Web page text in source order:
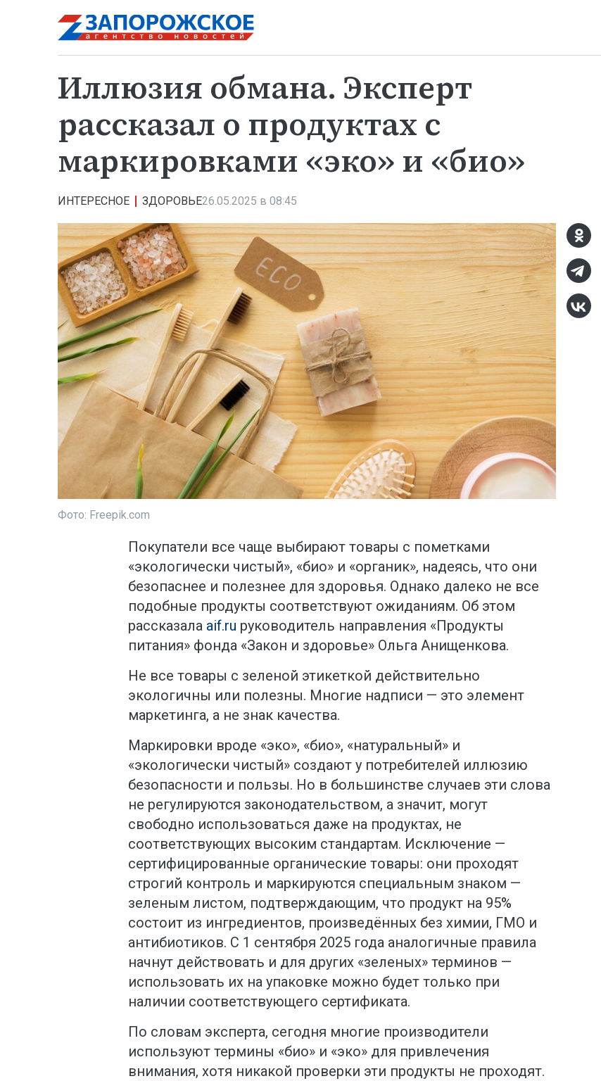
Иллюзия обмана. Эксперт
рассказал о продуктах с
маркировками «эко» и «био»
ИНТЕРЕСНОЕ ЗДОРОВЬЕ26.05.2025 в 08:45
Фото: Freepik.com
Покупатели все чаще выбирают товары с пометками
«экологически чистый», «био» и «органик», надеясь, что они
безопаснее и полезнее для здоровья. Однако далеко не все
подобные продукты соответствуют ожиданиям. Об этом
рассказала aif.ru руководитель направления «Продукты
питания» фонда «Закон и здоровье» Ольга Анищенкова.
Не все товары с зеленой этикеткой действительно
экологичны или полезны. Многие надписи — это элемент
маркетинга, а не знак качества.
Маркировки вроде «эко», «био», «натуральный» и
«экологически чистый» создают у потребителей иллюзию
безопасности и пользы. Но в большинстве случаев эти слова
не регулируются законодательством, а значит, могут
свободно использоваться даже на продуктах, не
соответствующих высоким стандартам. Исключение —
сертифицированные органические товары: они проходят
строгий контроль и маркируются специальным знаком —
зеленым листом, подтверждающим, что продукт на 95%
состоит из ингредиентов, произведённых без химии, ГМО и
антибиотиков. С 1 сентября 2025 года аналогичные правила
начнут действовать и для других «зеленых» терминов —
использовать их на упаковке можно будет только при
наличии соответствующего сертификата.
По словам эксперта, сегодня многие производители
используют термины «био» и «эко» для привлечения
внимания, хотя никакой проверки эти продукты не проходят.